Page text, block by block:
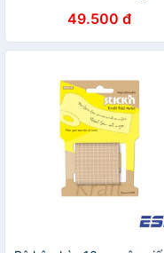
49.500 đ